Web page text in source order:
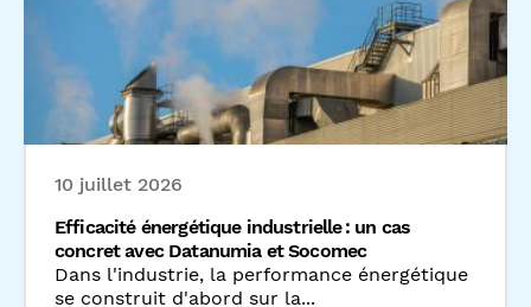
Efficacité énergétique industrielle : un cas
concret avec Datanumia et Socomec
Dans l'industrie, la performance énergétique
se construit d'abord sur la...
Lire nos dernières actualités